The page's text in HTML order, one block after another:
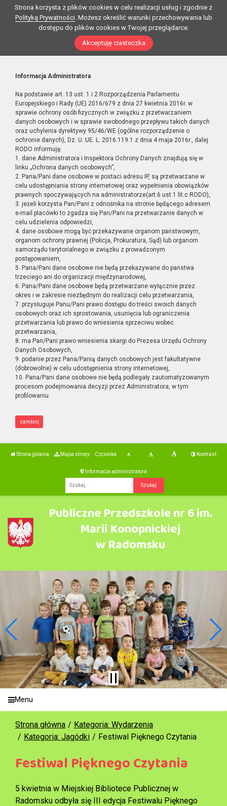
Strona korzysta z plików cookies w celu realizacji usług i zgodnie z
Polityką Prywatności. Możesz określić warunki przechowywania lub
dostępu do plików cookies w Twojej przeglądarce.
Akceptuję ciasteczka
Informacja Administratora
Na podstawie art. 13 ust. 1 i 2 Rozporządzenia Parlamentu
Europejskiego i Rady (UE) 2016/679 z dnia 27 kwietnia 2016r. w
sprawie ochrony osób fizycznych w związku z przetwarzaniem
danych osobowych i w sprawie swobodnego przepływu takich danych
oraz uchylenia dyrektywy 95/46/WE (ogólne rozporządzenie o
ochronie danych), Dz. U. UE. L. 2016.119.1 z dnia 4 maja 2016r., dalej
RODO informuję:
1. dane Administratora i Inspektora Ochrony Danych znajdują się w
linku „Ochrona danych osobowych”,
2. Pana/Pani dane osobowe w postaci adresu IP, są przetwarzane w
celu udostępniania strony internetowej oraz wypełnienia obowiązków
prawnych spoczywających na administratorze(art.6 ust.1 lit.c RODO),
3. jeżeli korzysta Pan/Pani z odnośnika na stronie będącego adresem
e-mail placówki to zgadza się Pan/Pani na przetwarzanie danych w
celu udzielenia odpowiedzi,
4. dane osobowe mogą być przekazywane organom państwowym,
organom ochrony prawnej (Policja, Prokuratura, Sąd) lub organom
samorządu terytorialnego w związku z prowadzonym
postępowaniem,
5. Pana/Pani dane osobowe nie będą przekazywane do państwa
trzeciego ani do organizacji międzynarodowej,
6. Pana/Pani dane osobowe będą przetwarzane wyłącznie przez
okres i w zakresie niezbędnym do realizacji celu przetwarzania,
7. przysługuje Panu/Pani prawo dostępu do treści swoich danych
osobowych oraz ich sprostowania, usunięcia lub ograniczenia
przetwarzania lub prawo do wniesienia sprzeciwu wobec
przetwarzania,
8. ma Pan/Pani prawo wniesienia skargi do Prezesa Urzędu Ochrony
Danych Osobowych,
9. podanie przez Pana/Panią danych osobowych jest fakultatywne
(dobrowolne) w celu udostępnienia strony internetowej,
10. Pana/Pani dane osobowe nie będą podlegały zautomatyzowanym
procesom podejmowania decyzji przez Administratora, w tym
profilowaniu.
zamknij
Strona główna Mapa strony Czcionka Kontrast
Informacja administratora
Publiczne Przedszkole nr 6 im.
Marii Konopnickiej
w Radomsku
Menu
Strona główna
Kategoria: Wydarzenia
Kategoria: Jagódki
Festiwal Pięknego Czytania
Festiwal Pięknego Czytania
5 kwietnia w Miejskiej Bibliotece Publicznej w
Radomsku odbyła się III edycja Festiwalu Pięknego